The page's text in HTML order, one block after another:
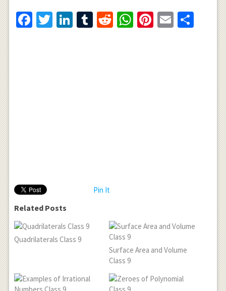
Facebook
Twitter
LinkedIn
Tumblr
RedditWhatsApp
Pinterest
Email
Pin It
Related Posts
Quadrilaterals Class 9
Surface Area and Volume
Class 9